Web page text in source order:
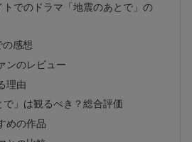
トでのドラマ「地震のあとで」の
の感想
ンのレビュー
理由
で」は観るべき？総合評価
めの作品